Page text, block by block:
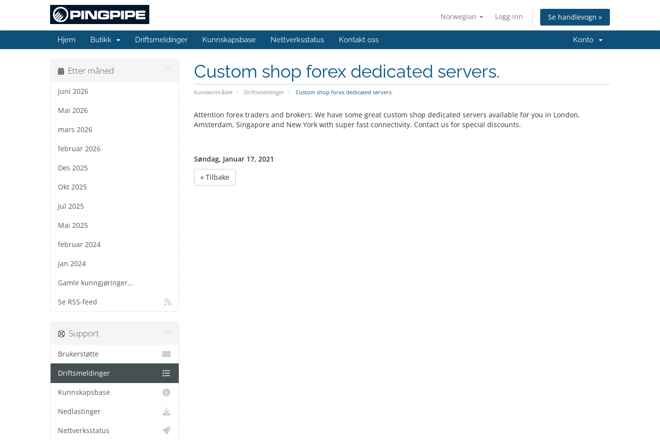
Norwegian Logg inn Se handlevogn »
Hjem Butikk Driftsmeldinger Kunnskapsbase Nettverksstatus Kontakt oss Konto
Custom shop forex dedicated servers.
Kundeområdet Driftsmeldinger Custom shop forex dedicated servers.
Etter måned
juni 2026
Mai 2026
mars 2026
februar 2026
Des 2025
Okt 2025
Jul 2025
Mai 2025
februar 2024
Jan 2024
Gamle kunngjøringer...
Se RSS-feed
Attention forex traders and brokers: We have some great custom shop dedicated servers available for you in London,
Amsterdam, Singapore and New York with super fast connectivity. Contact us for special discounts.
Søndag, Januar 17, 2021
« Tilbake
Support
Brukerstøtte
Driftsmeldinger
Kunnskapsbase
Nedlastinger
Nettverksstatus